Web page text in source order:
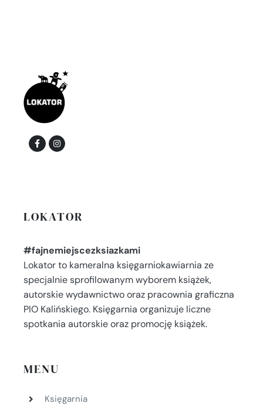
LOKATOR
#fajnemiejscezksiazkami
Lokator to kameralna księgarniokawiarnia ze
specjalnie sprofilowanym wyborem książek,
autorskie wydawnictwo oraz pracownia graficzna
PIO Kalińskiego. Księgarnia organizuje liczne
spotkania autorskie oraz promocję książek.
MENU
Księgarnia